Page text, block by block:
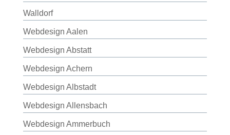
Walldorf
Webdesign Aalen
Webdesign Abstatt
Webdesign Achern
Webdesign Albstadt
Webdesign Allensbach
Webdesign Ammerbuch